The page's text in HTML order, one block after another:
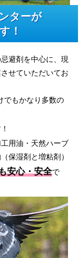
ターが
！
避剤を中心に、現
せていただいてお
でもかなり多数の
用油・天然ハーブ
保湿剤と増粘剤）
安心・安全で